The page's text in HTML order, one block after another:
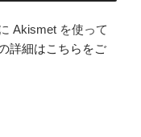
Akismet を使って
詳細はこちらをご